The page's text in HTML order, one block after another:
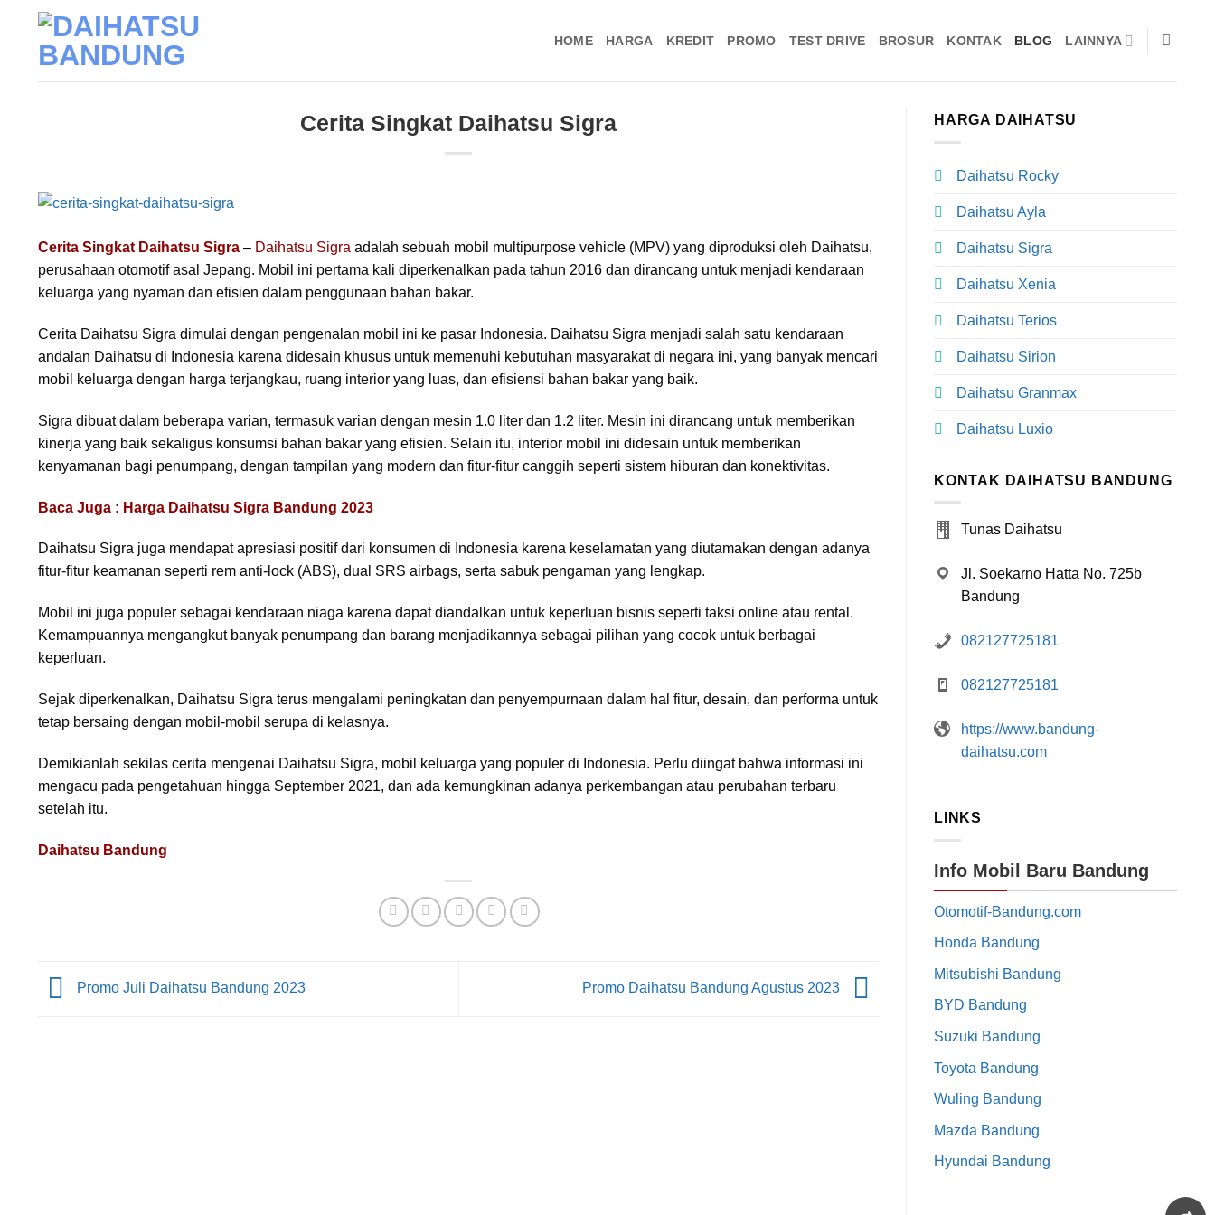
content
HOME HARGA KREDIT PROMO TEST DRIVE BROSUR KONTAK BLOG LAINNYA
Cerita Singkat Daihatsu Sigra
Cerita Singkat Daihatsu Sigra – Daihatsu Sigra adalah sebuah mobil multipurpose vehicle (MPV) yang diproduksi oleh Daihatsu,
perusahaan otomotif asal Jepang. Mobil ini pertama kali diperkenalkan pada tahun 2016 dan dirancang untuk menjadi kendaraan
keluarga yang nyaman dan efisien dalam penggunaan bahan bakar.
Cerita Daihatsu Sigra dimulai dengan pengenalan mobil ini ke pasar Indonesia. Daihatsu Sigra menjadi salah satu kendaraan
andalan Daihatsu di Indonesia karena didesain khusus untuk memenuhi kebutuhan masyarakat di negara ini, yang banyak mencari
mobil keluarga dengan harga terjangkau, ruang interior yang luas, dan efisiensi bahan bakar yang baik.
Sigra dibuat dalam beberapa varian, termasuk varian dengan mesin 1.0 liter dan 1.2 liter. Mesin ini dirancang untuk memberikan
kinerja yang baik sekaligus konsumsi bahan bakar yang efisien. Selain itu, interior mobil ini didesain untuk memberikan
kenyamanan bagi penumpang, dengan tampilan yang modern dan fitur-fitur canggih seperti sistem hiburan dan konektivitas.
Baca Juga : Harga Daihatsu Sigra Bandung 2023
Daihatsu Sigra juga mendapat apresiasi positif dari konsumen di Indonesia karena keselamatan yang diutamakan dengan adanya
fitur-fitur keamanan seperti rem anti-lock (ABS), dual SRS airbags, serta sabuk pengaman yang lengkap.
Mobil ini juga populer sebagai kendaraan niaga karena dapat diandalkan untuk keperluan bisnis seperti taksi online atau rental.
Kemampuannya mengangkut banyak penumpang dan barang menjadikannya sebagai pilihan yang cocok untuk berbagai
keperluan.
Sejak diperkenalkan, Daihatsu Sigra terus mengalami peningkatan dan penyempurnaan dalam hal fitur, desain, dan performa untuk
tetap bersaing dengan mobil-mobil serupa di kelasnya.
Demikianlah sekilas cerita mengenai Daihatsu Sigra, mobil keluarga yang populer di Indonesia. Perlu diingat bahwa informasi ini
mengacu pada pengetahuan hingga September 2021, dan ada kemungkinan adanya perkembangan atau perubahan terbaru
setelah itu.
Daihatsu Bandung
Promo Juli Daihatsu Bandung 2023 Promo Daihatsu Bandung Agustus 2023
HARGA DAIHATSU
Daihatsu Rocky
Daihatsu Ayla
Daihatsu Sigra
Daihatsu Xenia
Daihatsu Terios
Daihatsu Sirion
Daihatsu Granmax
Daihatsu Luxio
KONTAK DAIHATSU BANDUNG
Tunas Daihatsu
Jl. Soekarno Hatta No. 725b
Bandung
082127725181
082127725181
https://www.bandung-
daihatsu.com
LINKS
Info Mobil Baru Bandung
Otomotif-Bandung.com
Honda Bandung
Mitsubishi Bandung
BYD Bandung
Suzuki Bandung
Toyota Bandung
Wuling Bandung
Mazda Bandung
Hyundai Bandung